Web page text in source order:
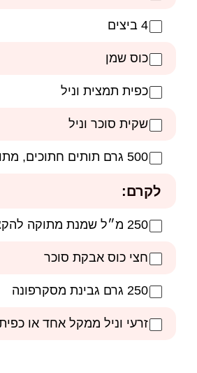
4 ביצים
כוס שמן
כפית תמצית וניל
שקית סוכר וניל
500 גרם תותים חתוכים, מתוכם שומרים 6 תותים שלמים לקישוט
לקרם:
250 מ״ל שמנת מתוקה להקצפה
חצי כוס אבקת סוכר
250 גרם גבינת מסקרפונה
זרעי וניל ממקל אחד או